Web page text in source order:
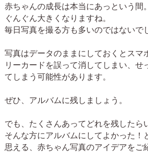
赤ちゃんの成長は本当にあっという間
ぐんぐん大きくなりますね。
毎日写真を撮る方も多いのではないで
写真はデータのままにしておくとスマ
リーカードを誤って消してしまい、せ
てしまう可能性があります。
ぜひ、アルバムに残しましょう。
でも、たくさんあってどれを残したら
そんな方にアルバムにしてよかった！
思える、赤ちゃん写真のアイデアをご